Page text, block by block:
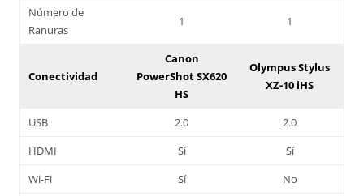
Número de
Ranuras
1 1
Conectividad
Canon
PowerShot SX620
HS
Olympus Stylus
XZ-10 iHS
USB 2.0
2.0
HDMI
Sí
Sí
Wi-Fi
Sí
No